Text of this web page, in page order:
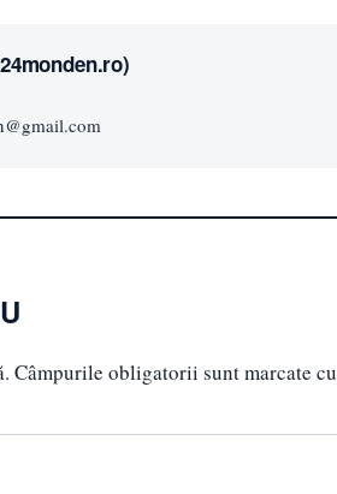
Câmpurile obligatorii sunt marcate cu